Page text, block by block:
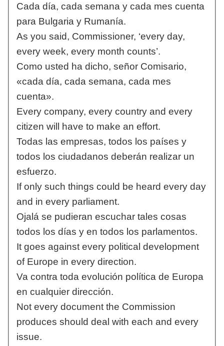
Cada día, cada semana y cada mes cuenta
para Bulgaria y Rumanía.
As you said, Commissioner, ‘every day,
every week, every month counts’.
Como usted ha dicho, señor Comisario,
«cada día, cada semana, cada mes
cuenta».
Every company, every country and every
citizen will have to make an effort.
Todas las empresas, todos los países y
todos los ciudadanos deberán realizar un
esfuerzo.
If only such things could be heard every day
and in every parliament.
Ojalá se pudieran escuchar tales cosas
todos los días y en todos los parlamentos.
It goes against every political development
of Europe in every direction.
Va contra toda evolución política de Europa
en cualquier dirección.
Not every document the Commission
produces should deal with each and every
issue.